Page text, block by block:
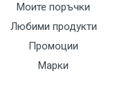
Моите поръчки
Любими продукти
Промоции
Марки